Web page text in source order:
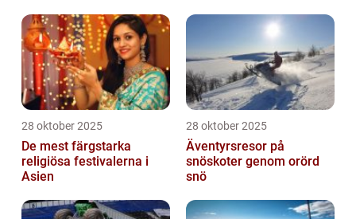
28 oktober 2025
De mest färgstarka
religiösa festivalerna i
Asien
28 oktober 2025
Äventyrsresor på
snöskoter genom orörd
snö